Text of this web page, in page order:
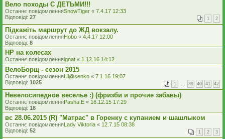
Вело походы С ДЕТЬМИ!!!
Останнє повідомленняSnowTiger « 7.4.17 12:33
Відповіді: 27 1 2
Підкажіть маршрут до ЖД вокзалу.
Останнє повідомленняHobo « 4.4.17 12:00
Відповіді: 8
НР на колесах
Останнє повідомленняignat « 1.12.16 14:12
ВелоБорщ - сезон 2015
Останнє повідомленняUl@senko « 7.1.16 19:07
Відповіді: 1025 1 … 39 40 41 42
Невелосипедное веселье :) (фризби и прочие забавы)
Останнє повідомленняPasha.E « 16.12.15 17:29
Відповіді: 18
вс 28.06.2015 (R) "Матрас" в Горенку с купанием и шашлыком
Останнє повідомленняLady Viktoria « 12.7.15 08:38
Відповіді: 52 1 2 3